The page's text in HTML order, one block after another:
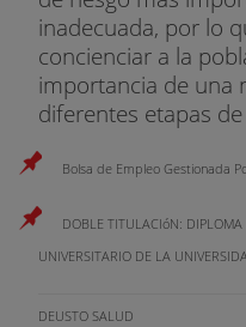
inadecuada, por lo
concienciar a la
importancia de una
diferentes etapas
Bolsa de Empleo Gestionada
DOBLE TITULACIóN:
UNIVERSITARIO DE LA
DEUSTO SALUD